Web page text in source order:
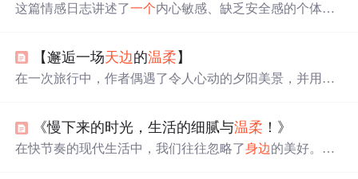
这篇情感日志讲述了一个内心敏感、缺乏安全感的个体如
【邂逅一场天边的温柔 】
在一次旅行中，作者偶遇了令人心动的夕阳美景，并用手
张照片，作者希望读者能在忙碌中发现身边的美好。
​​​​《慢下来的时光，生活的细腻与温柔 ！》
在快节奏的现代生活中，我们往往忽略了身边的美好。本